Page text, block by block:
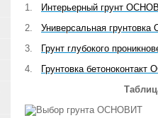
1. Интерьерный грунт
2. Универсальная
3. Грунт глубокого
4. Грунтовка